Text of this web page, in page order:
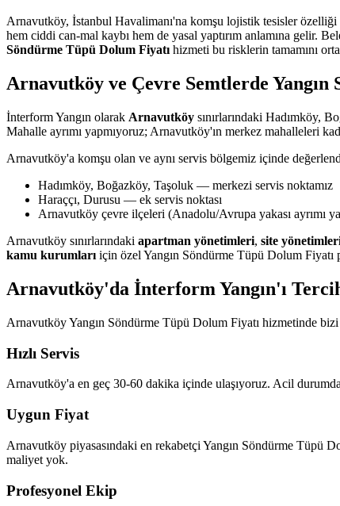
Arnavutköy, İstanbul Havalimanı'na komşu lojistik tesisler özelliği
hem ciddi can-mal kaybı hem de yasal yaptırım anlamına gelir.
Söndürme Tüpü Dolum Fiyatı hizmeti bu risklerin tamamını
Arnavutköy ve Çevre Semtlerde
İnterform Yangın olarak Arnavutköy sınırlarındaki Hadımköy,
Mahalle ayrımı yapmıyoruz; Arnavutköy'ın merkez mahalleleri
Arnavutköy'a komşu olan ve aynı servis bölgemiz içinde
Hadımköy, Boğazköy, Taşoluk — merkezi servis noktamız
Haraççı, Durusu — ek servis noktası
Arnavutköy çevre ilçeleri (Anadolu/Avrupa yakası ayrımı
Arnavutköy sınırlarındaki apartman yönetimleri, site
kamu kurumları için özel Yangın Söndürme Tüpü Dolum
Arnavutköy'da İnterform Yangın'ı
Arnavutköy Yangın Söndürme Tüpü Dolum Fiyatı hizmetinde
Hızlı Servis
Arnavutköy'a en geç 30-60 dakika içinde ulaşıyoruz. Acil
Uygun Fiyat
Arnavutköy piyasasındaki en rekabetçi Yangın Söndürme Tüpü
maliyet yok.
Profesyonel Ekip